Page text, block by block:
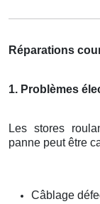
Réparations
1. Problèmes
Les stores
panne peut être
Câblage